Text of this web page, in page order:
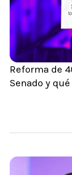
Reforma de
Senado y